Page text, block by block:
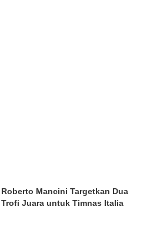
Roberto Mancini Targetkan Dua
Trofi Juara untuk Timnas Italia